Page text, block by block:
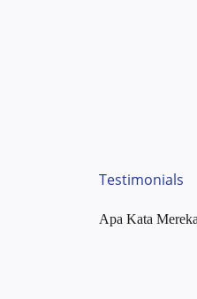
Testimonials
Apa Kata